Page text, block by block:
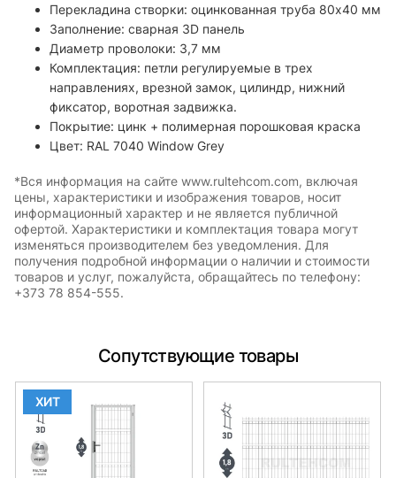
Перекладина створки: оцинкованная труба 80х40 мм
Заполнение: сварная 3D панель
Диаметр проволоки: 3,7 мм
Комплектация: петли регулируемые в трех
направлениях, врезной замок, цилиндр, нижний
фиксатор, воротная задвижка.
Покрытие: цинк + полимерная порошковая краска
Цвет: RAL 7040 Window Grey
*Вся информация на сайте www.rultehcom.com, включая
цены, характеристики и изображения товаров, носит
информационный характер и не является публичной
офертой. Характеристики и комплектация товара могут
изменяться производителем без уведомления. Для
получения подробной информации о наличии и стоимости
товаров и услуг, пожалуйста, обращайтесь по телефону:
+373 78 854-555.
Сопутствующие товары
ХИТ